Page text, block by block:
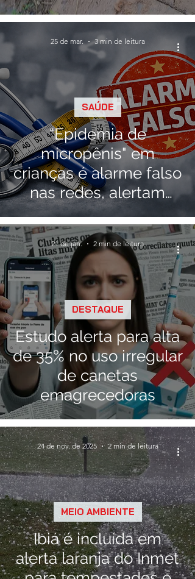
“Epidemia de
micropênis" em
crianças é alarme falso
nas redes, alertam
médicos
SAÚDE
25 de mar. 3 min de leitura
Estudo alerta para alta
de 35% no uso irregular
de canetas
emagrecedoras
DESTAQUE
21 de jan. 2 min de leitura
Ibiá é incluída em
alerta laranja do Inmet
MEIO AMBIENTE
24 de nov. de 2025 2 min de leitura